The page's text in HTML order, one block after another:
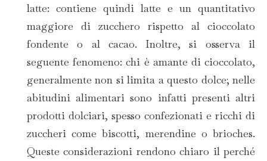
latte: contiene quindi latte e un quantitativo
maggiore di zucchero rispetto al cioccolato
fondente o al cacao. Inoltre, si osserva il
seguente fenomeno: chi è amante di cioccolato,
generalmente non si limita a questo dolce; nelle
abitudini alimentari sono infatti presenti altri
prodotti dolciari, spesso confezionati e ricchi di
zuccheri come biscotti, merendine o brioches.
Queste considerazioni rendono chiaro il perché